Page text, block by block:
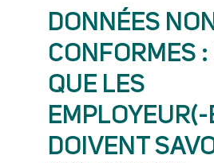
DONNÉES
CONFORMES :
QUE LES
DOIVENT